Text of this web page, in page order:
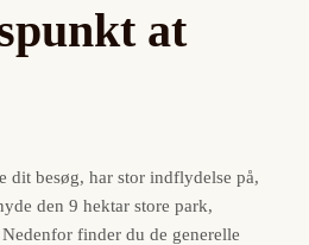
at
besøg, har stor indflydelse på,
den 9 hektar store park,
finder du de generelle